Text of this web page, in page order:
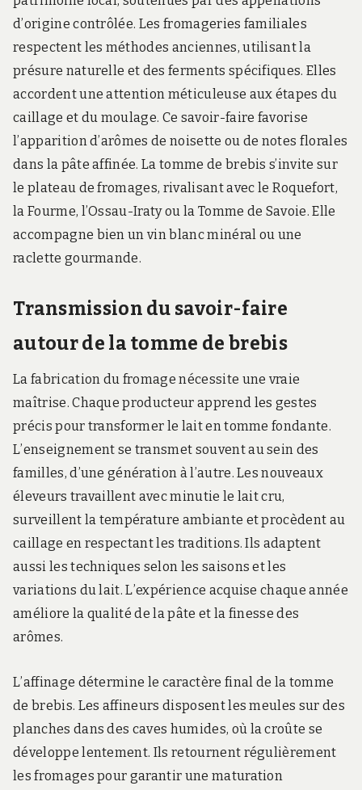
d’origine contrôlée. Les fromageries familiales
respectent les méthodes anciennes, utilisant la
présure naturelle et des ferments spécifiques. Elles
accordent une attention méticuleuse aux étapes du
caillage et du moulage. Ce savoir-faire favorise
l’apparition d’arômes de noisette ou de notes florales
dans la pâte affinée. La tomme de brebis s’invite sur
le plateau de fromages, rivalisant avec le Roquefort,
la Fourme, l’Ossau-Iraty ou la Tomme de Savoie. Elle
accompagne bien un vin blanc minéral ou une
raclette gourmande.
Transmission du savoir-faire
autour de la tomme de brebis
La fabrication du fromage nécessite une vraie
maîtrise. Chaque producteur apprend les gestes
précis pour transformer le lait en tomme fondante.
L’enseignement se transmet souvent au sein des
familles, d’une génération à l’autre. Les nouveaux
éleveurs travaillent avec minutie le lait cru,
surveillent la température ambiante et procèdent au
caillage en respectant les traditions. Ils adaptent
aussi les techniques selon les saisons et les
variations du lait. L’expérience acquise chaque année
améliore la qualité de la pâte et la finesse des
arômes.
L’affinage détermine le caractère final de la tomme
de brebis. Les affineurs disposent les meules sur des
planches dans des caves humides, où la croûte se
développe lentement. Ils retournent régulièrement
les fromages pour garantir une maturation